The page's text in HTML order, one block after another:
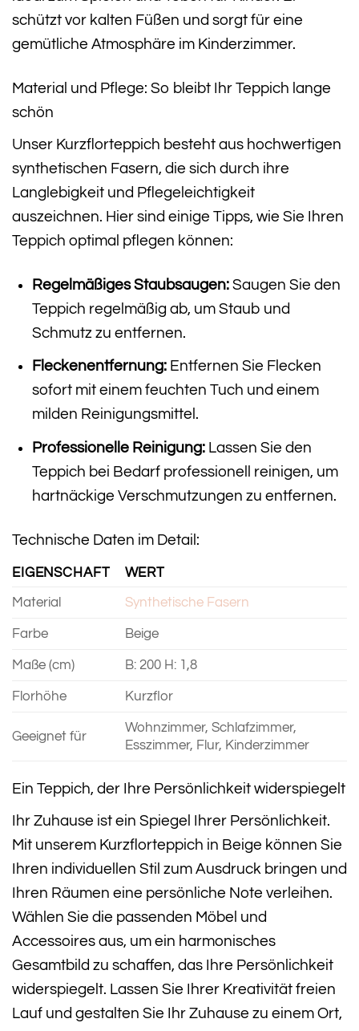
schützt vor kalten Füßen und sorgt für eine
gemütliche Atmosphäre im Kinderzimmer.
Material und Pflege: So bleibt Ihr Teppich lange
schön
Unser Kurzflorteppich besteht aus hochwertigen
synthetischen Fasern, die sich durch ihre
Langlebigkeit und Pflegeleichtigkeit
auszeichnen. Hier sind einige Tipps, wie Sie Ihren
Teppich optimal pflegen können:
Regelmäßiges Staubsaugen:Saugen Sie den
Teppich regelmäßig ab, um Staub und
Schmutz zu entfernen.
Fleckenentfernung:Entfernen Sie Flecken
sofort mit einem feuchten Tuch und einem
milden Reinigungsmittel.
Professionelle Reinigung:Lassen Sie den
Teppich bei Bedarf professionell reinigen, um
hartnäckige Verschmutzungen zu entfernen.
Technische Daten im Detail:
EIGENSCHAFT WERT
Material Synthetische Fasern
Farbe Beige
Maße (cm) B: 200 H: 1,8
Florhöhe Kurzflor
Geeignet für
Wohnzimmer, Schlafzimmer,
Esszimmer, Flur, Kinderzimmer
Ein Teppich, der Ihre Persönlichkeit widerspiegelt
Ihr Zuhause ist ein Spiegel Ihrer Persönlichkeit.
Mit unserem Kurzflorteppich in Beige können Sie
Ihren individuellen Stil zum Ausdruck bringen und
Ihren Räumen eine persönliche Note verleihen.
Wählen Sie die passenden Möbel und
Accessoires aus, um ein harmonisches
Gesamtbild zu schaffen, das Ihre Persönlichkeit
widerspiegelt. Lassen Sie Ihrer Kreativität freien
Lauf und gestalten Sie Ihr Zuhause zu einem Ort,